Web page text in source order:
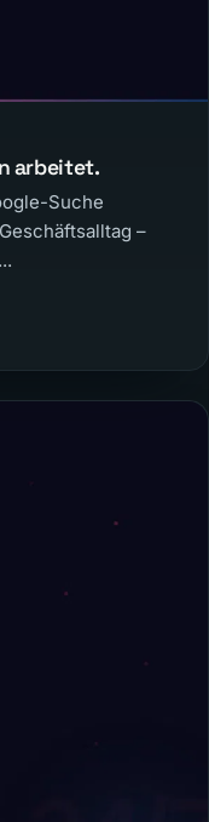
arbeitet.
Suche
–